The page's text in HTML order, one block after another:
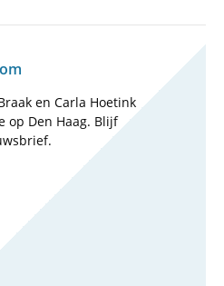
en Carla Hoetink
op Den Haag. Blijf